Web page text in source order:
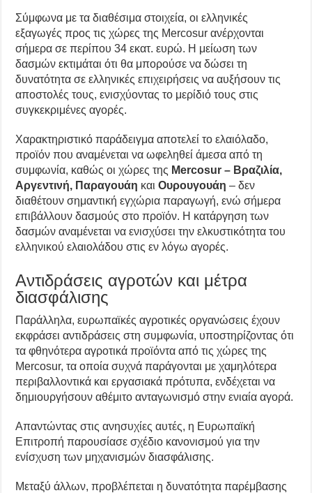
Σύμφωνα με τα διαθέσιμα στοιχεία, οι ελληνικές
εξαγωγές προς τις χώρες της Mercosur ανέρχονται
σήμερα σε περίπου 34 εκατ. ευρώ. Η μείωση των
δασμών εκτιμάται ότι θα μπορούσε να δώσει τη
δυνατότητα σε ελληνικές επιχειρήσεις να αυξήσουν τις
αποστολές τους, ενισχύοντας το μερίδιό τους στις
συγκεκριμένες αγορές.
Χαρακτηριστικό παράδειγμα αποτελεί το ελαιόλαδο,
προϊόν που αναμένεται να ωφεληθεί άμεσα από τη
συμφωνία, καθώς οι χώρες της Mercosur – Βραζιλία,
Αργεντινή, Παραγουάη καιΟυρουγουάη – δεν
διαθέτουν σημαντική εγχώρια παραγωγή, ενώ σήμερα
επιβάλλουν δασμούς στο προϊόν. Η κατάργηση των
δασμών αναμένεται να ενισχύσει την ελκυστικότητα του
ελληνικού ελαιολάδου στις εν λόγω αγορές.
Αντιδράσεις αγροτών και μέτρα
διασφάλισης
Παράλληλα, ευρωπαϊκές αγροτικές οργανώσεις έχουν
εκφράσει αντιδράσεις στη συμφωνία, υποστηρίζοντας ότι
τα φθηνότερα αγροτικά προϊόντα από τις χώρες της
Mercosur, τα οποία συχνά παράγονται με χαμηλότερα
περιβαλλοντικά και εργασιακά πρότυπα, ενδέχεται να
δημιουργήσουν αθέμιτο ανταγωνισμό στην ενιαία αγορά.
Απαντώντας στις ανησυχίες αυτές, η Ευρωπαϊκή
Επιτροπή παρουσίασε σχέδιο κανονισμού για την
ενίσχυση των μηχανισμών διασφάλισης.
Μεταξύ άλλων, προβλέπεται η δυνατότητα παρέμβασης